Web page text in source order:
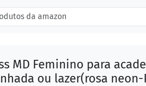
MD Feminino para
ou lazer(rosa neon-